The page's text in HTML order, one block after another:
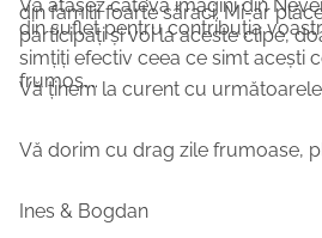
din familii foarte săraci. Mi-ar
participați și voi la aceste clipe,
simțiți efectiv ceea ce simt acești
frumos....
Vă atașez câteva imagini din
din suflet pentru contribuția
Vă ținem la curent cu
Vă dorim cu drag zile frumoase,
Ines & Bogdan